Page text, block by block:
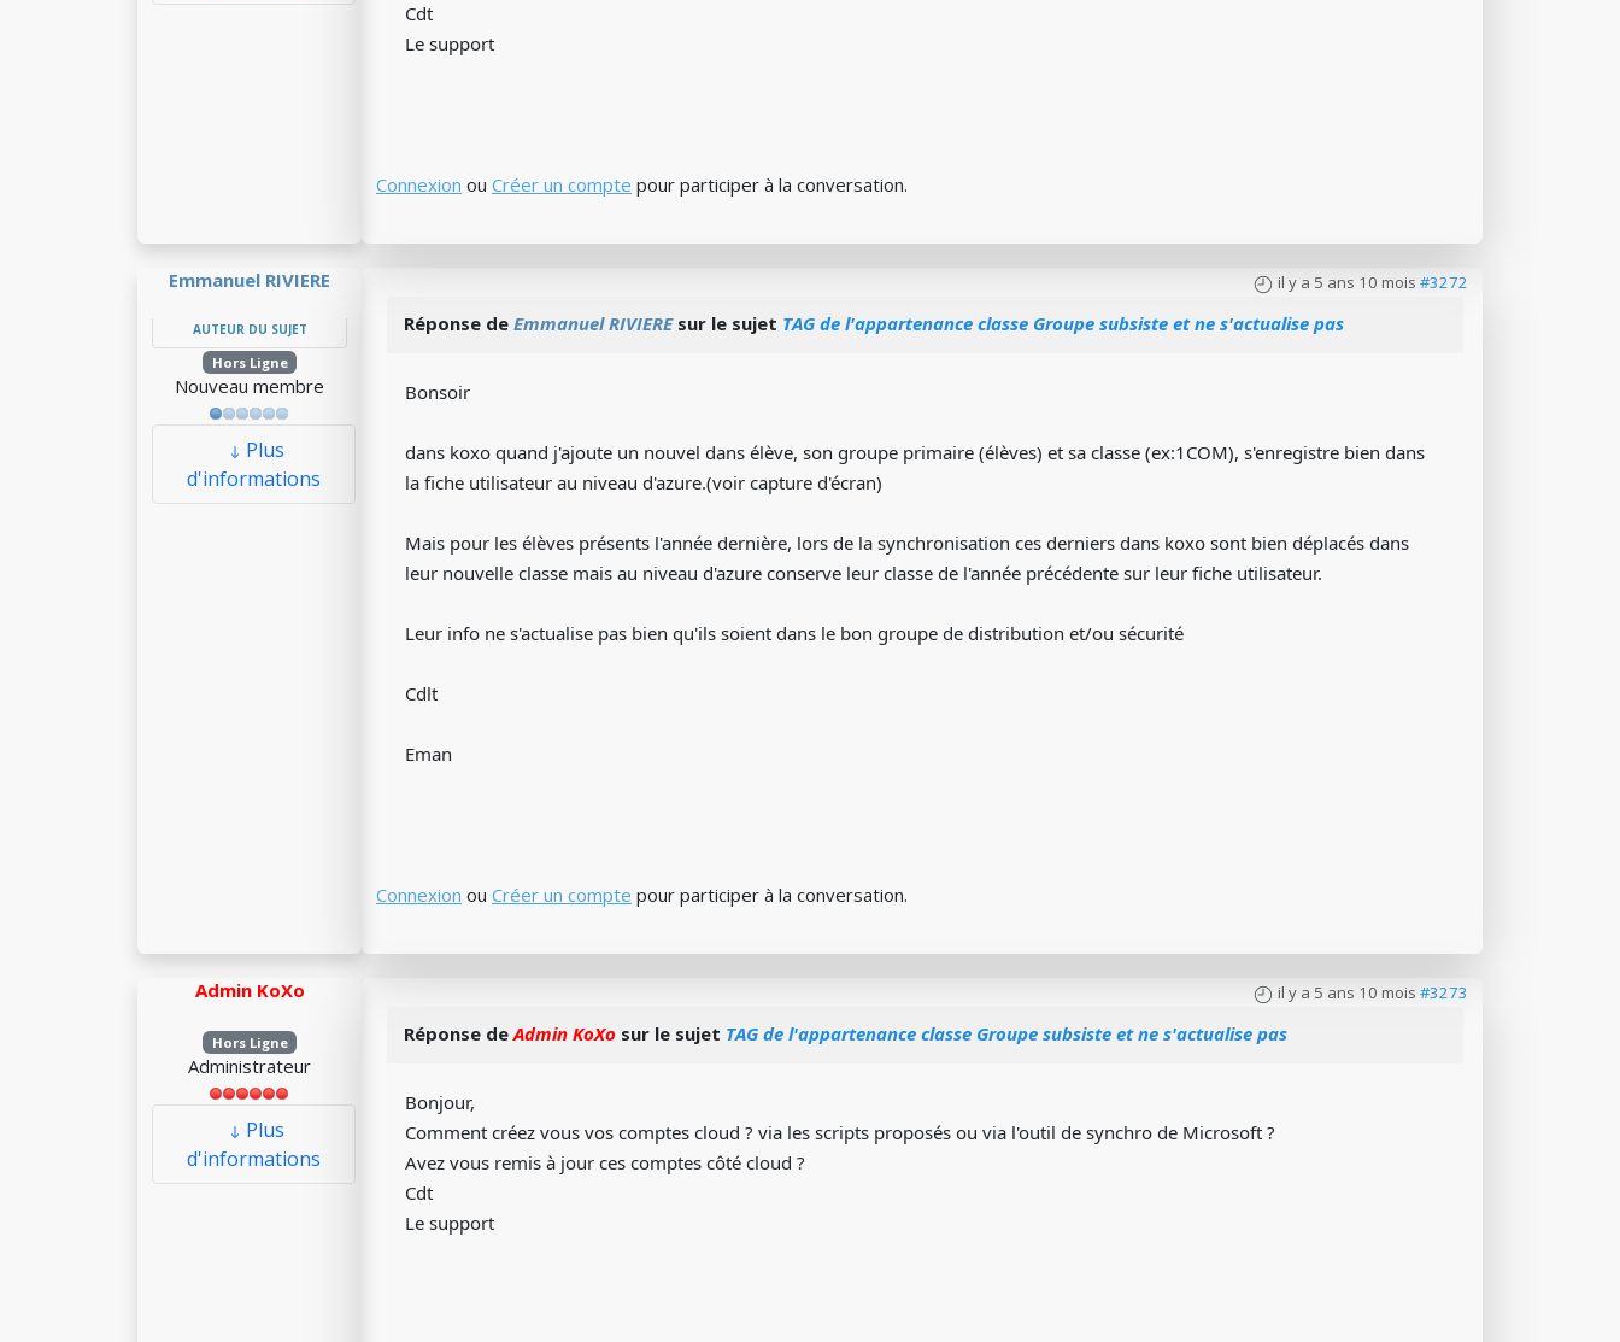
Cdt
Le support
Connexion ou Créer un compte pour participer à la conversation.
Emmanuel RIVIERE
AUTEUR DU SUJET
Hors Ligne
Nouveau membre
Plus
d'informations
il y a 5 ans 10 mois #3272
Réponse de Emmanuel RIVIEREsur le sujet TAG de l'appartenance classe Groupe subsiste et ne s'actualise pas
Bonsoir
dans koxo quand j'ajoute un nouvel dans élève, son groupe primaire (élèves) et sa classe (ex:1COM), s'enregistre bien dans
la fiche utilisateur au niveau d'azure.(voir capture d'écran)
Mais pour les élèves présents l'année dernière, lors de la synchronisation ces derniers dans koxo sont bien déplacés dans
leur nouvelle classe mais au niveau d'azure conserve leur classe de l'année précédente sur leur fiche utilisateur.
Leur info ne s'actualise pas bien qu'ils soient dans le bon groupe de distribution et/ou sécurité
Cdlt
Eman
Connexion ou Créer un compte pour participer à la conversation.
Admin KoXo
Hors Ligne
Administrateur
Plus
d'informations
il y a 5 ans 10 mois #3273
Réponse deAdmin KoXo sur le sujet TAG de l'appartenance classe Groupe subsiste et ne s'actualise pas
Bonjour,
Comment créez vous vos comptes cloud ? via les scripts proposés ou via l'outil de synchro de Microsoft ?
Avez vous remis à jour ces comptes côté cloud ?
Cdt
Le support